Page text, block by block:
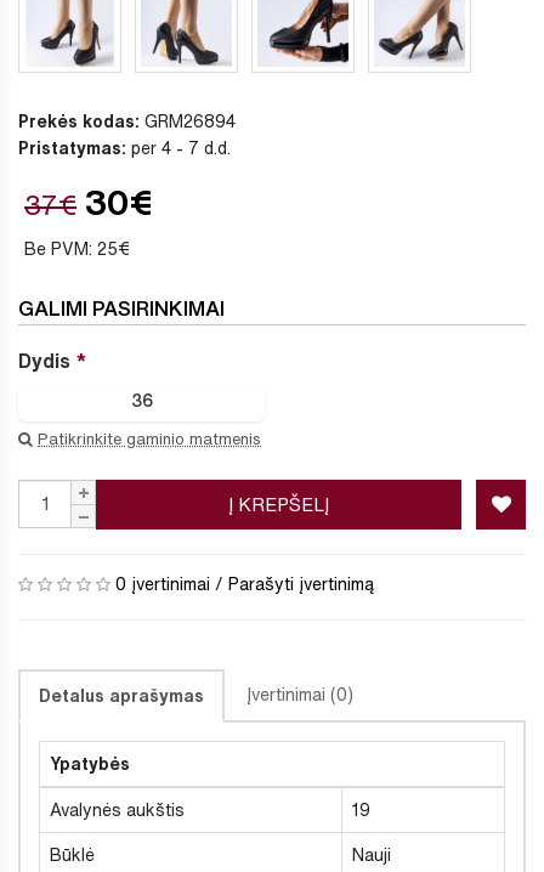
Prekės kodas: GRM26894
Pristatymas: per 4 - 7 d.d.
37€ 30€
Be PVM: 25€
GALIMI PASIRINKIMAI
Dydis
36
Patikrinkite gaminio matmenis
Į KREPŠELĮ
0 įvertinimai / Parašyti įvertinimą
Detalus aprašymas Įvertinimai (0)
Ypatybės
Avalynės aukštis 19
Būklė Nauji